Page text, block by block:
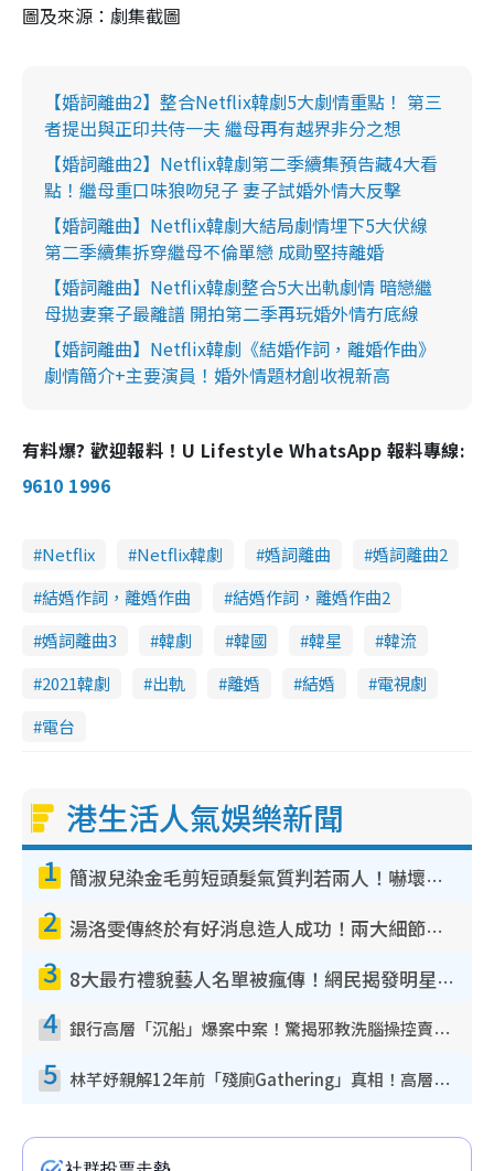
圖及來源：劇集截圖
【婚詞離曲2】整合Netflix韓劇5大劇情重點！ 第三
者提出與正印共侍一夫 繼母再有越界非分之想
【婚詞離曲2】Netflix韓劇第二季續集預告藏4大看
點！繼母重口味狼吻兒子 妻子試婚外情大反擊
【婚詞離曲】Netflix韓劇大結局劇情埋下5大伏線
第二季續集拆穿繼母不倫單戀 成勛堅持離婚
【婚詞離曲】Netflix韓劇整合5大出軌劇情 暗戀繼
母拋妻棄子最離譜 開拍第二季再玩婚外情冇底線
【婚詞離曲】Netflix韓劇《結婚作詞，離婚作曲》
劇情簡介+主要演員！婚外情題材創收視新高
有料爆? 歡迎報料！U Lifestyle WhatsApp 報料專線:
9610 1996
Netflix Netflix韓劇 婚詞離曲
婚詞離曲2
結婚作詞，離婚作曲
結婚作詞，離婚作曲2
婚詞離曲3
韓劇 韓國 韓星
韓流
2021韓劇
出軌 離婚 結婚
電視劇
電台
港生活人氣娛樂新聞
1 簡淑兒染金毛剪短頭髮氣質判若兩人！嚇壞老公麥大力都認唔出：「你做咩事？」
2 湯洛雯傳終於有好消息造人成功！兩大細節曝孕味極濃惹猜測：大肚婆先會咁！
3 8大最冇禮貌藝人名單被瘋傳！網民揭發明星真面目 一致數臭呢位係無品天花板？
4 銀行高層「沉船」爆案中案！驚揭邪教洗腦操控賣淫被吞600萬 幕後黑手講多錯多
5 林芊妤親解12年前「殘廁Gathering」真相！高層解約一句話重創尊嚴至今拒返TVB